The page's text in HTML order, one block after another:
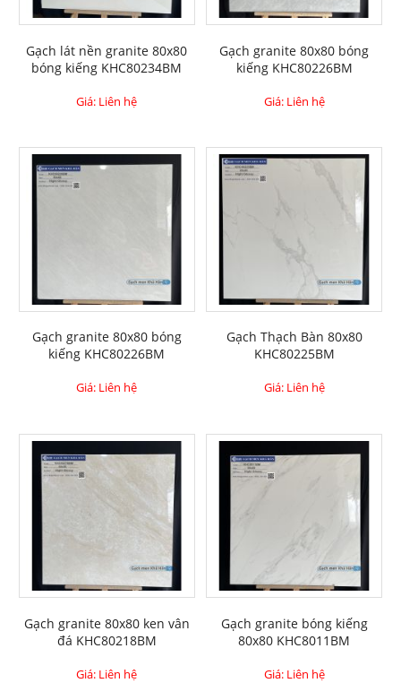
Gạch lát nền granite 80x80
bóng kiếng KHC80234BM
Giá: Liên hệ
Gạch granite 80x80 bóng
kiếng KHC80226BM
Giá: Liên hệ
Gạch granite 80x80 bóng
kiếng KHC80226BM
Giá: Liên hệ
Gạch Thạch Bàn 80x80
KHC80225BM
Giá: Liên hệ
Gạch granite 80x80 ken vân
đá KHC80218BM
Giá: Liên hệ
Gạch granite bóng kiếng
80x80 KHC8011BM
Giá: Liên hệ